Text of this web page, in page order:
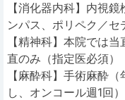
【消化器内科】内視
ンパス、ポリペク／セ
【精神科】本院では
直のみ（指定医必須）
【麻酔科】手術麻酔
し、オンコール週1回）